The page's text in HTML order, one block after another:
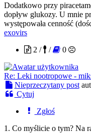
Dodatkowo przy
dopływ glukozy. U mnie
występowała cenność
exovirs
2 /
/ 0
Re: Leki nootropowe -
Nieprzeczytany post
Cytuj
Zgłoś
1. Co myślicie o tym? Na